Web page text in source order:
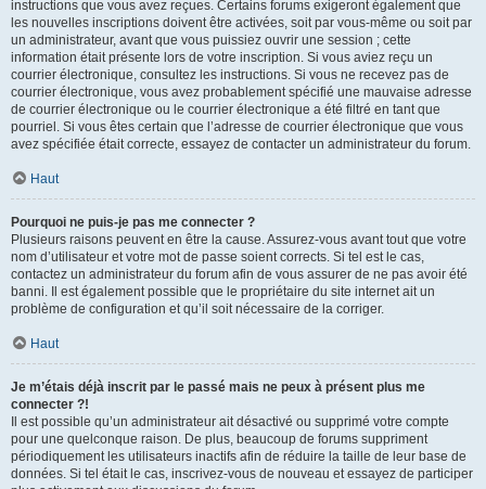
instructions que vous avez reçues. Certains forums exigeront également que
les nouvelles inscriptions doivent être activées, soit par vous-même ou soit par
un administrateur, avant que vous puissiez ouvrir une session ; cette
information était présente lors de votre inscription. Si vous aviez reçu un
courrier électronique, consultez les instructions. Si vous ne recevez pas de
courrier électronique, vous avez probablement spécifié une mauvaise adresse
de courrier électronique ou le courrier électronique a été filtré en tant que
pourriel. Si vous êtes certain que l’adresse de courrier électronique que vous
avez spécifiée était correcte, essayez de contacter un administrateur du forum.
Haut
Pourquoi ne puis-je pas me connecter ?
Plusieurs raisons peuvent en être la cause. Assurez-vous avant tout que votre
nom d’utilisateur et votre mot de passe soient corrects. Si tel est le cas,
contactez un administrateur du forum afin de vous assurer de ne pas avoir été
banni. Il est également possible que le propriétaire du site internet ait un
problème de configuration et qu’il soit nécessaire de la corriger.
Haut
Je m’étais déjà inscrit par le passé mais ne peux à présent plus me
connecter ?!
Il est possible qu’un administrateur ait désactivé ou supprimé votre compte
pour une quelconque raison. De plus, beaucoup de forums suppriment
périodiquement les utilisateurs inactifs afin de réduire la taille de leur base de
données. Si tel était le cas, inscrivez-vous de nouveau et essayez de participer